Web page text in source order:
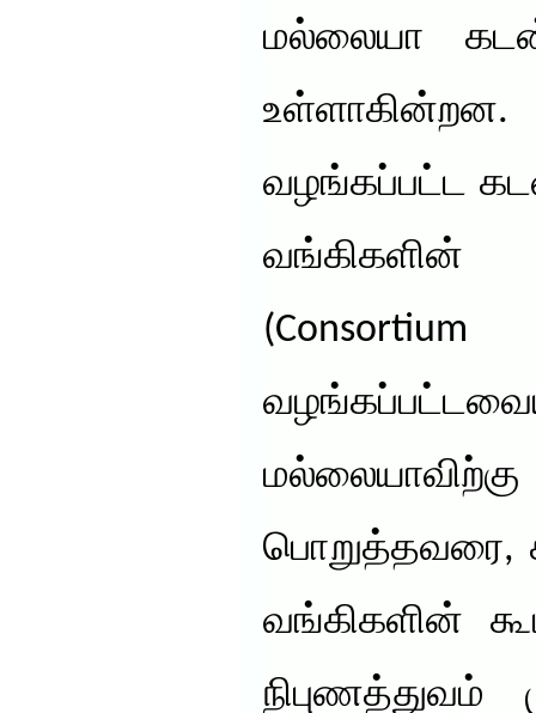
மல்லையா
வழங்கப்பட்ட
பொறுத்தவரை,
வங்கிகளின்
நிபுணத்துவம்